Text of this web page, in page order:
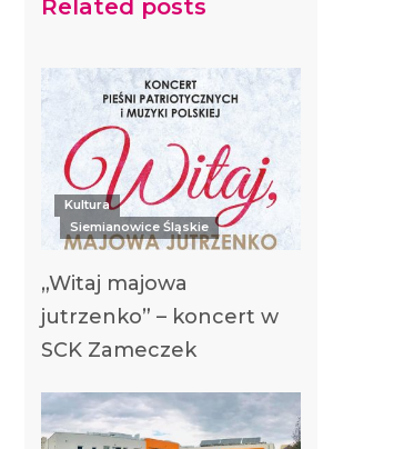
Related posts
Kultura
Siemianowice Śląskie
„Witaj majowa
jutrzenko” – koncert w
SCK Zameczek